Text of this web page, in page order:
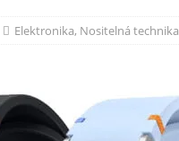
Elektronika, Nositelná technika